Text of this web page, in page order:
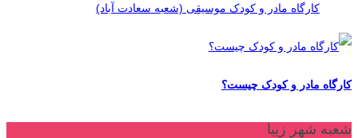
کارگاه مادر و کودک موسیقی (شعبه سعادت آباد)
کارگاه مادر و کودک چیست؟
شعبه شهر زیبا